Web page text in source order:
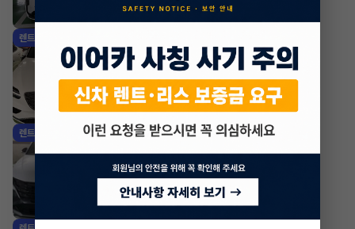
조회 697방금전
렌트
2026년 가솔린 2.5 터보 2WD 기본형
월 863,000원 X 54개월
조회 471방금전
렌트 현대 투싼
월591,300원 X46개월
조회 231방금전